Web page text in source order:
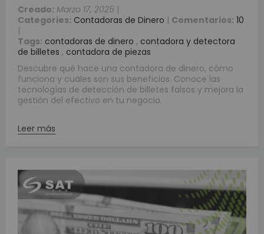
Creado: Marzo 17, 2025 |
Categories: Contadoras de Dinero | Comentarios: 10
|
Tags: contadoras de dinero , contadora y detectora
de billetes , contadora de piezas
Descubre qué hace una contadora de dinero, cómo
funciona y cuáles son sus beneficios. Conoce las
tecnologías de detección de billetes falsos y mejora la
gestión del efectivo en tu negocio.
Leer más